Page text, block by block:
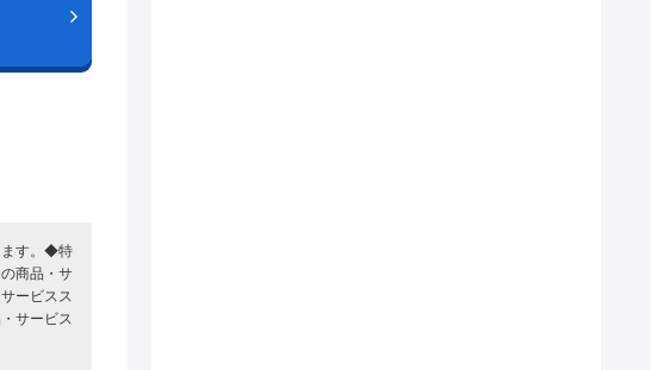
ます。◆特
商品・サ
ービスス
サービス